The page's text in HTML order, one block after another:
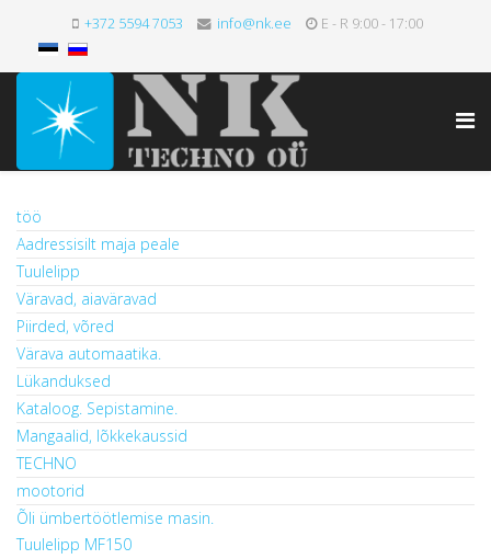
+372 5594 7053 info@nk.ee E - R 9:00 - 17:00
töö
Aadressisilt maja peale
Tuulelipp
Väravad, aiaväravad
Piirded, võred
Värava automaatika.
Lükanduksed
Kataloog. Sepistamine.
Mangaalid, lõkkekaussid
TECHNO
mootorid
Õli ümbertöötlemise masin.
Tuulelipp MF150